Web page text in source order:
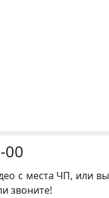
00
с места ЧП, или вы
звоните!